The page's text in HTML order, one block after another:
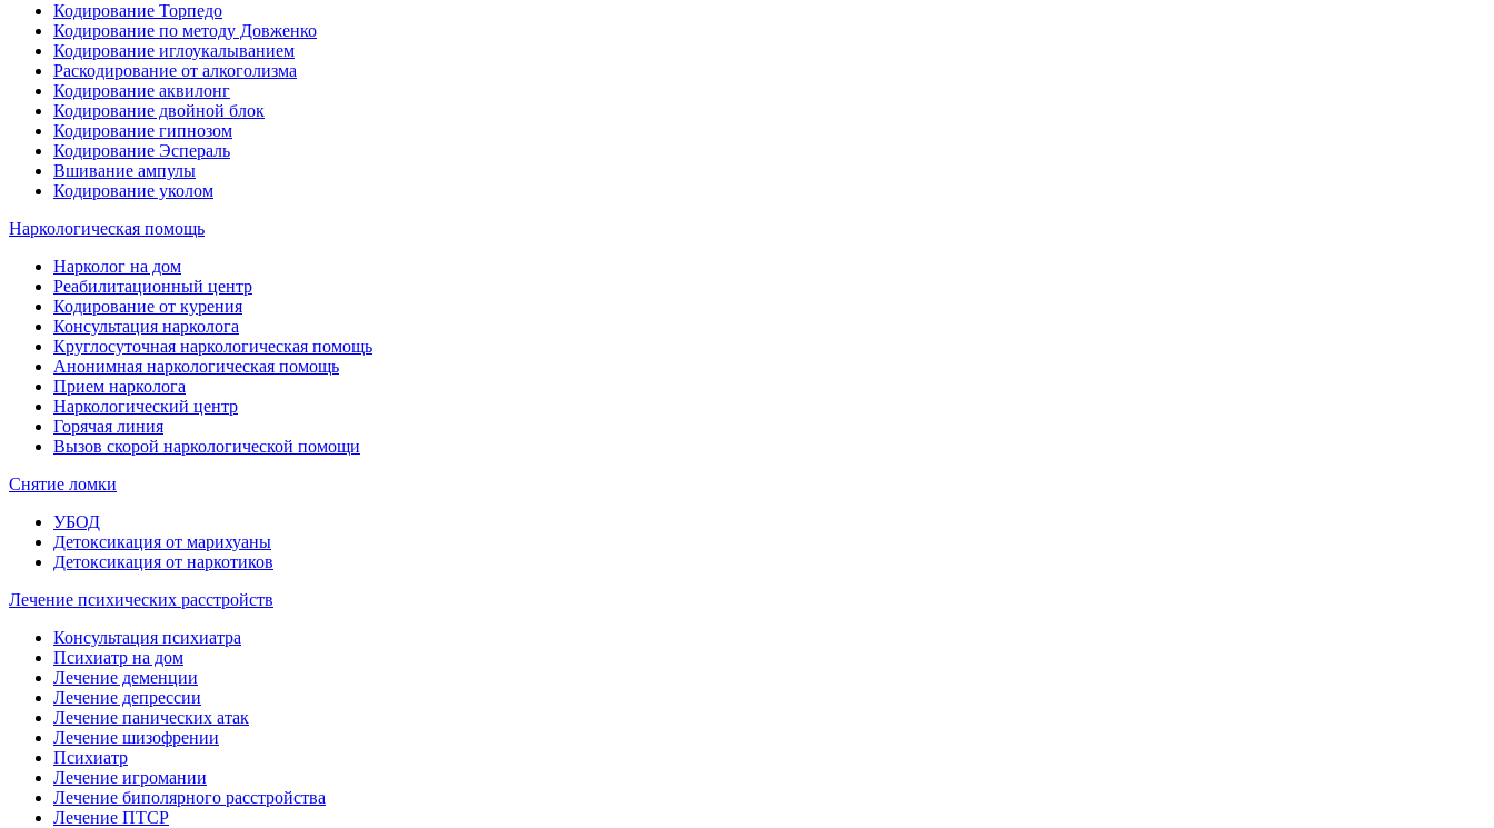
Кодирование Торпедо
Кодирование по методу Довженко
Кодирование иглоукалыванием
Раскодирование от алкоголизма
Кодирование аквилонг
Кодирование двойной блок
Кодирование гипнозом
Кодирование Эспераль
Вшивание ампулы
Кодирование уколом
Наркологическая помощь
Нарколог на дом
Реабилитационный центр
Кодирование от курения
Консультация нарколога
Круглосуточная наркологическая помощь
Анонимная наркологическая помощь
Прием нарколога
Наркологический центр
Горячая линия
Вызов скорой наркологической помощи
Снятие ломки
УБОД
Детоксикация от марихуаны
Детоксикация от наркотиков
Лечение психических расстройств
Консультация психиатра
Психиатр на дом
Лечение деменции
Лечение депрессии
Лечение панических атак
Лечение шизофрении
Психиатр
Лечение игромании
Лечение биполярного расстройства
Лечение ПТСР